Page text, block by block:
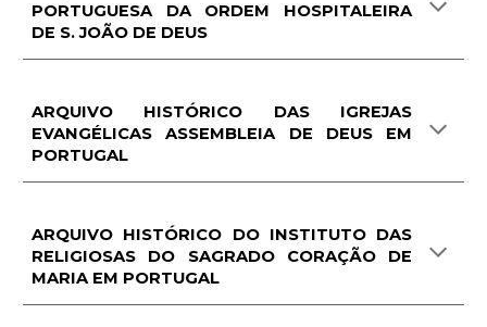
PORTUGUESA DA ORDEM HOSPITALEIRA
DE S. JOÃO DE DEUS
ARQUIVO HISTÓRICO DAS IGREJAS
EVANGÉLICAS ASSEMBLEIA DE DEUS EM
PORTUGAL
ARQUIVO HISTÓRICO DO INSTITUTO DAS
RELIGIOSAS DO SAGRADO CORAÇÃO DE
MARIA EM PORTUGAL